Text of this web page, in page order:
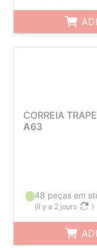
CORREIA
A63
48 peças em
(il y a 2 jours )